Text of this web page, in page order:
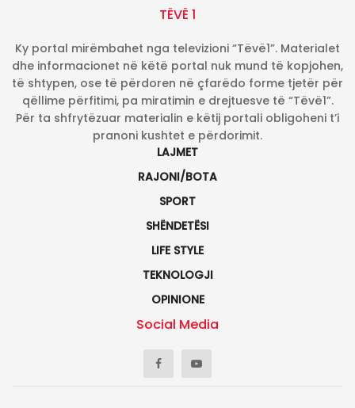
TËVË 1
Ky portal mirëmbahet nga televizioni “Tëvë1”. Materialet
dhe informacionet në këtë portal nuk mund të kopjohen,
të shtypen, ose të përdoren në çfarëdo forme tjetër për
qëllime përfitimi, pa miratimin e drejtuesve të “Tëvë1”.
Për ta shfrytëzuar materialin e këtij portali obligoheni t’i
pranoni kushtet e përdorimit.
LAJMET
RAJONI/BOTA
SPORT
SHËNDETËSI
LIFE STYLE
TEKNOLOGJI
OPINIONE
Social Media